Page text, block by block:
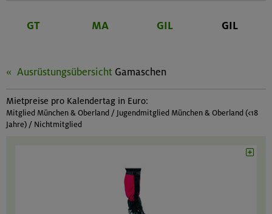
GT MA GIL GIL
Ausrüstungsübersicht Gamaschen
Mietpreise pro Kalendertag in Euro:
Mitglied München & Oberland / Jugendmitglied München & Oberland (<18
Jahre) / Nichtmitglied